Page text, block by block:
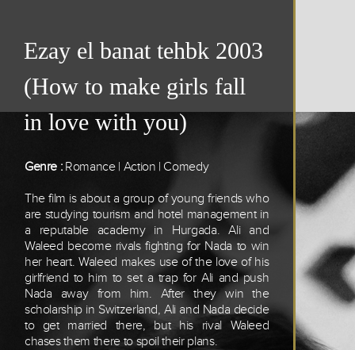
Ezay el banat tehbk 2003
(How to make girls fall
in love with you)
Genre : Romance | Action | Comedy
The film is about a group of young friends who
are studying tourism and hotel management in
a reputable academy in Hurgada. Ali and
Waleed become rivals fighting for Nada to win
her heart. Waleed makes use of the love of his
girlfriend to him to set a trap for Ali and push
Nada away from him. After they win the
scholarship in Switzerland, Ali and Nada decide
to get married there, but his rival Waleed
chases them there to spoil their plans.